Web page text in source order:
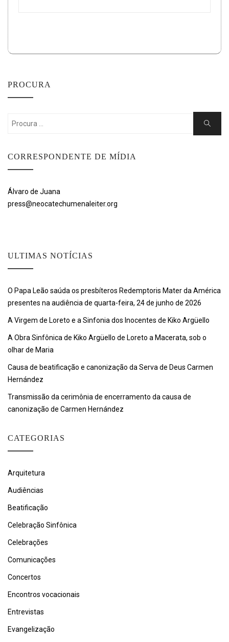
PROCURA
Search
Search
CORRESPONDENTE DE MÍDIA
Álvaro de Juana
press@neocatechumenaleiter.org
ULTIMAS NOTÍCIAS
O Papa Leão saúda os presbíteros Redemptoris Mater da América
presentes na audiência de quarta-feira, 24 de junho de 2026
A Virgem de Loreto e a Sinfonia dos Inocentes de Kiko Argüello
A Obra Sinfônica de Kiko Argüello de Loreto a Macerata, sob o
olhar de Maria
Causa de beatificação e canonização da Serva de Deus Carmen
Hernández
Transmissão da cerimônia de encerramento da causa de
canonização de Carmen Hernández
CATEGORIAS
Arquitetura
Audiências
Beatificação
Celebração Sinfônica
Celebrações
Comunicações
Concertos
Encontros vocacionais
Entrevistas
Evangelização